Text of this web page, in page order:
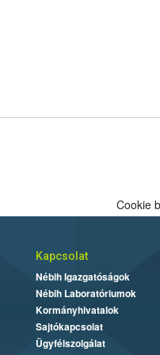
Cookie
Kapcsolat
Nébih Igazgatóságok
Nébih Laboratóriumok
Kormányhivatalok
Sajtókapcsolat
Ügyfélszolgálat